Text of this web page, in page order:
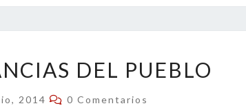
DEL
PUEBLO
DEL PUEBLO
2014 Comentarios
0 Comentarios